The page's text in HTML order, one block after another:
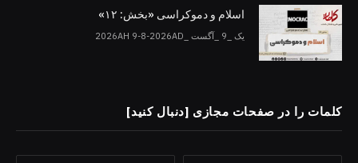
اسلام و دموکراسی «بخش: ۱۲»
یک _9 _آگست _2026AH 9-8-2026AD
کلمات را در صفحات مجازی [دنبال کنید]